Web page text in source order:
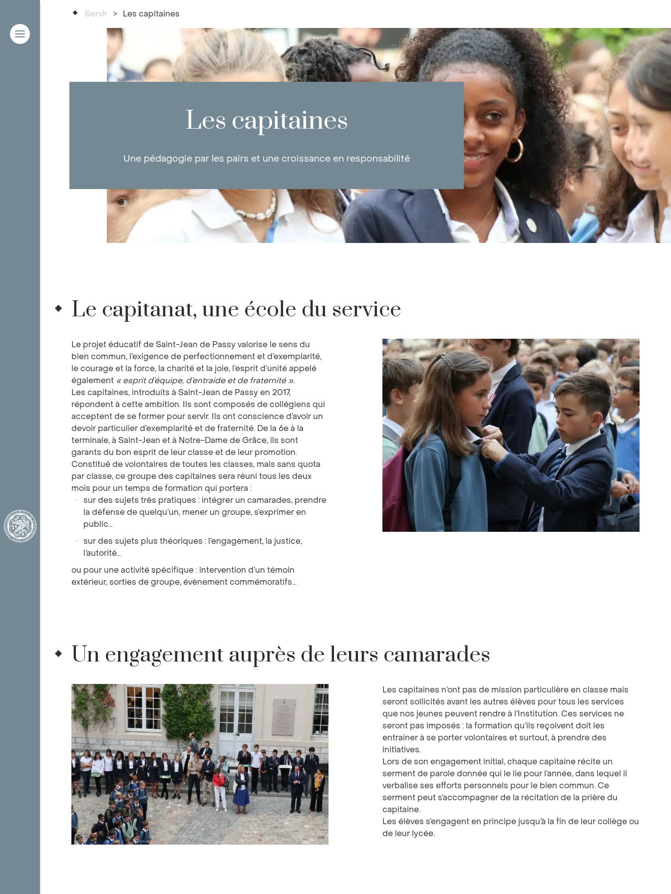
Servir > Les capitaines
Les capitaines
Une pédagogie par les pairs et une croissance en responsabilité
Le capitanat, une école du service
Le projet éducatif de Saint-Jean de Passy valorise le sens du
bien commun, l’exigence de perfectionnement et d’exemplarité,
le courage et la force, la charité et la joie, l’esprit d’unité appelé
également « esprit d’équipe, d’entraide et de fraternité ».
Les capitaines, introduits à Saint-Jean de Passy en 2017,
répondent à cette ambition. Ils sont composés de collégiens qui
acceptent de se former pour servir. Ils ont conscience d’avoir un
devoir particulier d’exemplarité et de fraternité. De la 6e à la
terminale, à Saint-Jean et à Notre-Dame de Grâce, ils sont
garants du bon esprit de leur classe et de leur promotion.
Constitué de volontaires de toutes les classes, mais sans quota
par classe, ce groupe des capitaines sera réuni tous les deux
mois pour un temps de formation qui portera :
sur des sujets très pratiques : intégrer un camarades, prendre
la défense de quelqu’un, mener un groupe, s’exprimer en
public…
sur des sujets plus théoriques : l’engagement, la justice,
l’autorité…
ou pour une activité spécifique : intervention d’un témoin
extérieur, sorties de groupe, évènement commémoratifs…
Un engagement auprès de leurs camarades
Les capitaines n’ont pas de mission particulière en classe mais
seront sollicités avant les autres élèves pour tous les services
que nos jeunes peuvent rendre à l’Institution. Ces services ne
seront pas imposés : la formation qu’ils reçoivent doit les
entrainer à se porter volontaires et surtout, à prendre des
initiatives.
Lors de son engagement initial, chaque capitaine récite un
serment de parole donnée qui le lie pour l’année, dans lequel il
verbalise ses efforts personnels pour le bien commun. Ce
serment peut s’accompagner de la récitation de la prière du
capitaine.
Les élèves s’engagent en principe jusqu’à la fin de leur collège ou
de leur lycée.